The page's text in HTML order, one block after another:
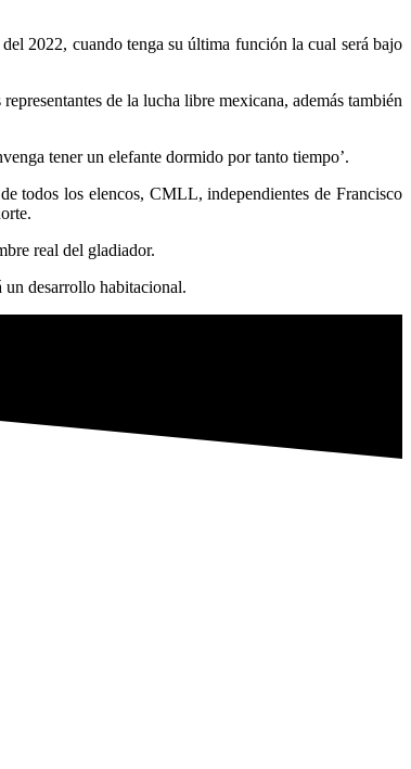
2022, cuando tenga su última función la cual será bajo
de la lucha libre mexicana, además también
tener un elefante dormido por tanto tiempo’.
todos los elencos, CMLL, independientes de Francisco
real del gladiador.
un desarrollo habitacional.